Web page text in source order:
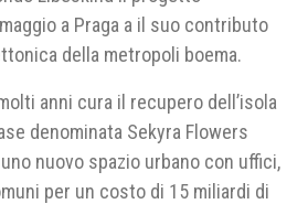
a Praga a il suo contributo
della metropoli boema.
anni cura il recupero dell’isola
denominata Sekyra Flowers
nuovo spazio urbano con uffici,
per un costo di 15 miliardi di